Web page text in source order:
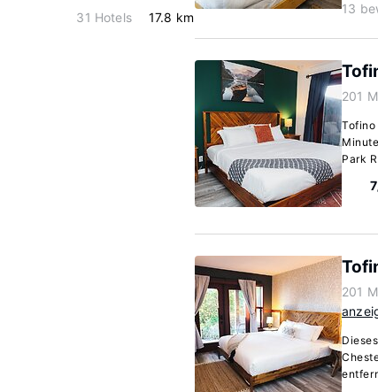
31 Hotels 17.8 km
13
201
Park
201